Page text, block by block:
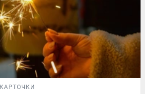
КАРТОЧКИ